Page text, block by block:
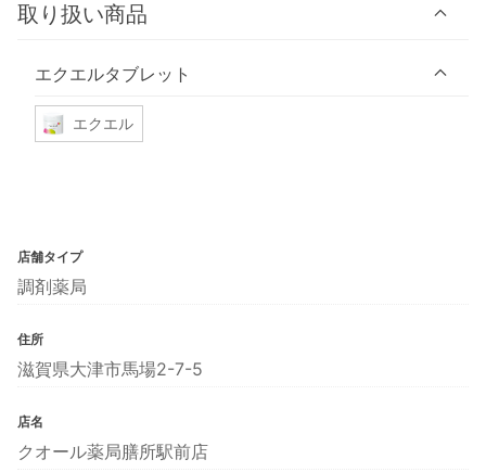
取り扱い商品
エクエルタブレット
エクエル
店舗タイプ
調剤薬局
住所
滋賀県大津市馬場2-7-5
店名
クオール薬局膳所駅前店